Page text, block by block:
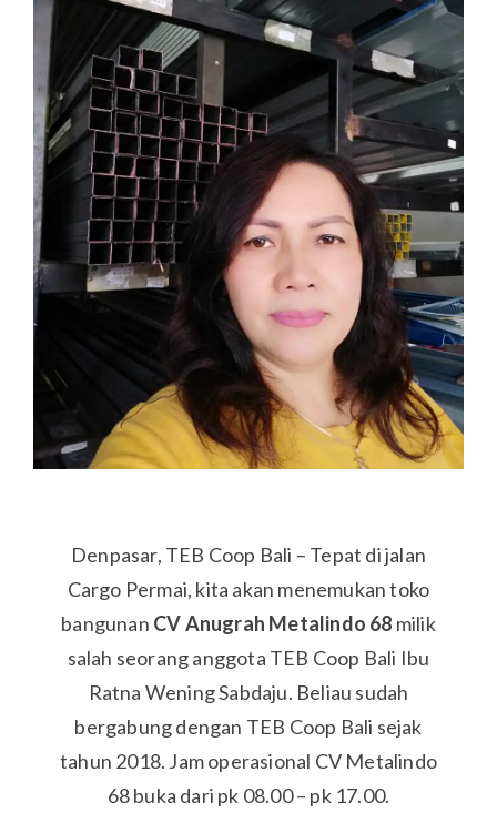
KARIR
TAUTAN PENTING
KONTAK KAMI
Denpasar, TEB Coop Bali – Tepat di jalan
Cargo Permai, kita akan menemukan toko
bangunan CV Anugrah Metalindo 68 milik
salah seorang anggota TEB Coop Bali Ibu
Ratna Wening Sabdaju. Beliau sudah
bergabung dengan TEB Coop Bali sejak
tahun 2018. Jam operasional CV Metalindo
68 buka dari pk 08.00 – pk 17.00.